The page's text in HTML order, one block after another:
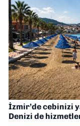
İzmir’de cebinizi
Denizi de